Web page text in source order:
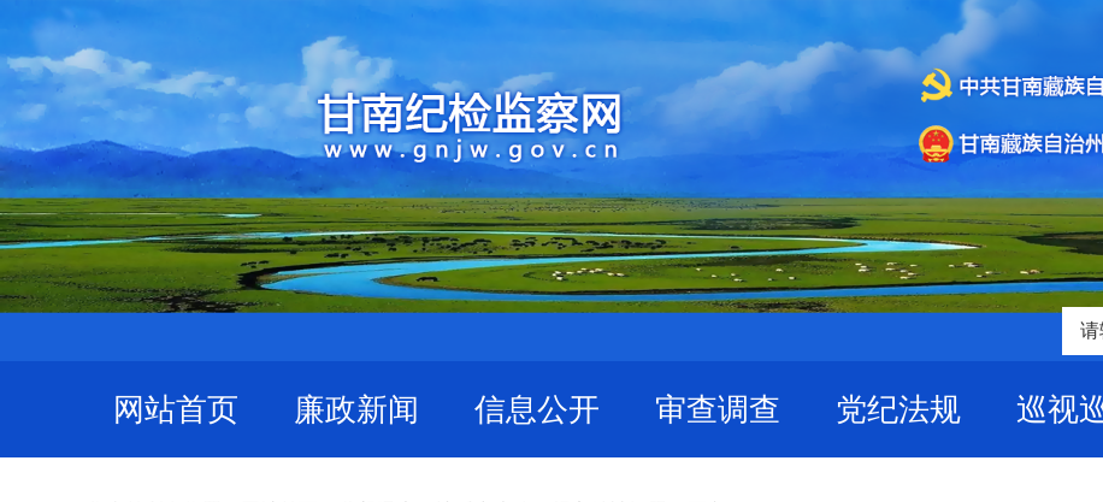
网站首页 廉政新闻 信息公开 审查调查 党纪法规 巡视